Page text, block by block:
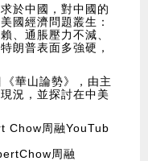
於中國，對中國的
國經濟問題叢生：
、通脹壓力不減、
朗普表面多強硬，
華山論勢》，由主
況，並探討在中美
Chow周融YouTub
周融